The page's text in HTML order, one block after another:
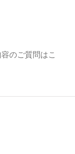
のご質問はこ